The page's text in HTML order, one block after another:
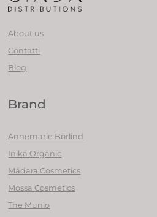
About us
Contatti
Blog
Brand
Annemarie Börlind
Inika Organic
Mádara Cosmetics
Mossa Cosmetics
The Munio